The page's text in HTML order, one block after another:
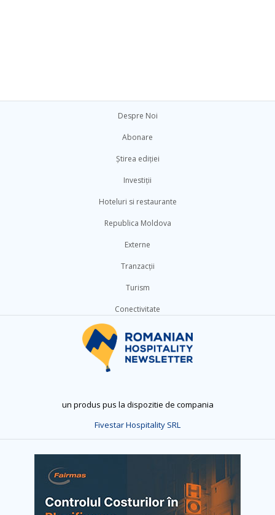
Despre Noi
Abonare
Știrea ediției
Investiții
Hoteluri si restaurante
Republica Moldova
Externe
Tranzacții
Turism
Conectivitate
un produs pus la dispozitie de compania
Fivestar Hospitality SRL